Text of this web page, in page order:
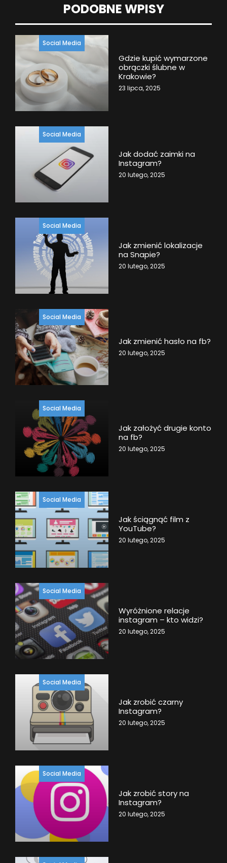
PODOBNE WPISY
Social Media
Gdzie kupić wymarzone
obrączki ślubne w
Krakowie?
23 lipca, 2025
Social Media
Jak dodać zaimki na
Instagram?
20 lutego, 2025
Social Media
Jak zmienić lokalizacje
na Snapie?
20 lutego, 2025
Social Media
Jak zmienić hasło na fb?
20 lutego, 2025
Social Media
Jak założyć drugie konto
na fb?
20 lutego, 2025
Social Media
Jak ściągnąć film z
YouTube?
20 lutego, 2025
Social Media
Wyróżnione relacje
instagram – kto widzi?
20 lutego, 2025
Social Media
Jak zrobić czarny
Instagram?
20 lutego, 2025
Social Media
Jak zrobić story na
Instagram?
20 lutego, 2025